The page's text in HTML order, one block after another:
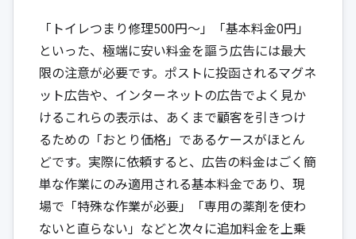
「トイレつまり修理500円〜」「基本料金0円」
といった、極端に安い料金を謳う広告には最大
限の注意が必要です。ポストに投函されるマグネ
ット広告や、インターネットの広告でよく見か
けるこれらの表示は、あくまで顧客を引きつけ
るための「おとり価格」であるケースがほとん
どです。実際に依頼すると、広告の料金はごく簡
単な作業にのみ適用される基本料金であり、現
場で「特殊な作業が必要」「専用の薬剤を使わ
ないと直らない」などと次々に追加料金を上乗